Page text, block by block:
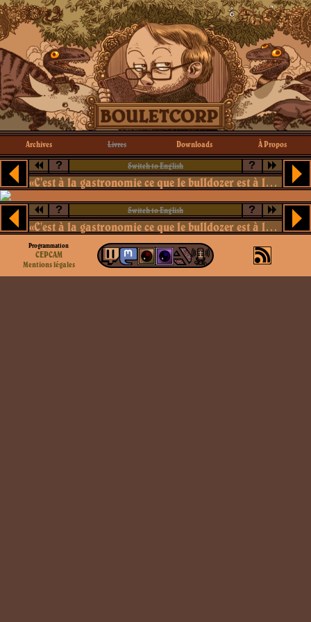
Archives Livres Downloads À Propos
? Switch to English ?
«C'est à la gastronomie ce que le bulldozer est à la chirurgie esthétique: pas utile.»
? Switch to English ?
«C'est à la gastronomie ce que le bulldozer est à la chirurgie esthétique: pas utile.»
Programmation
CEPCAM
Mentions légales